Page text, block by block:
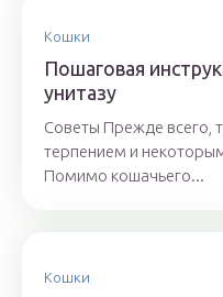
Кошки
Пошаговая
унитазу
Советы Прежде всего,
терпением и
Помимо кошачьего...
Кошки